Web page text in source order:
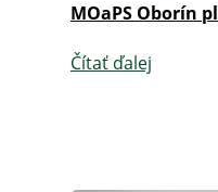
MOaPS Oborín
Čítať ďalej